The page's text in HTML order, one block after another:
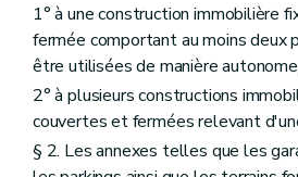
1° à une construction immobilière
fermée comportant au moins deux
être utilisées de manière
2° à plusieurs constructions
couvertes et fermées relevant
§ 2. Les annexes telles que les